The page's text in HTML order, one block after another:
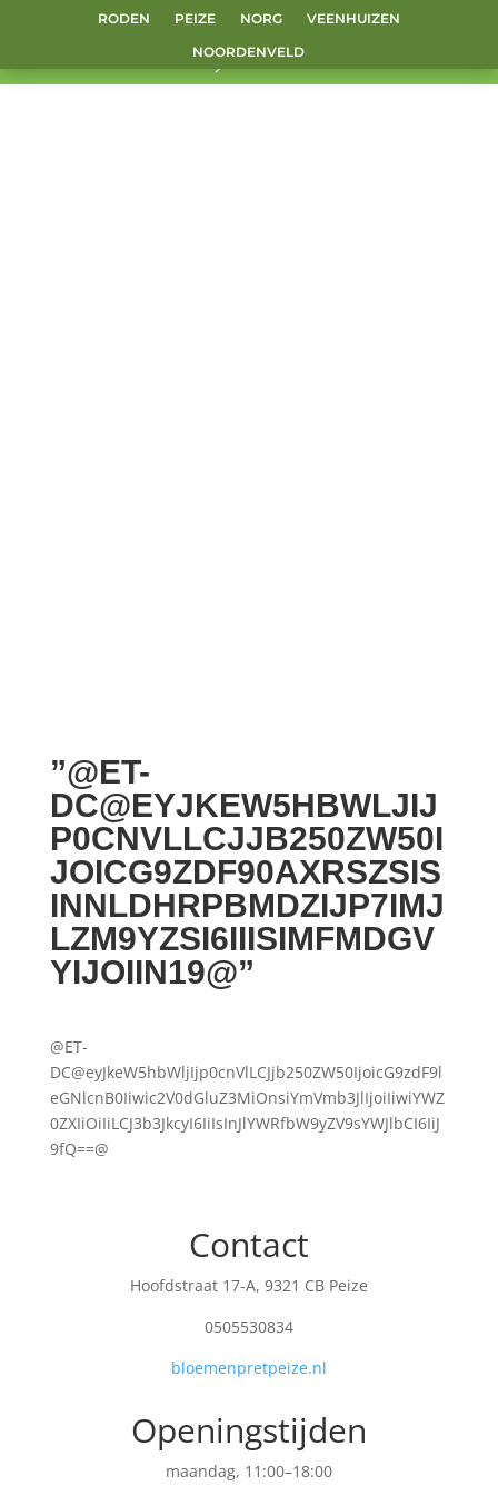
RODEN PEIZE NORG
VEENHUIZEN
NOORDENVELD
”@ET-
DC@EYJKEW5HBWLJIJ
P0CNVLLCJJB250ZW50I
JOICG9ZDF90AXRSZSIS
INNLDHRPBMDZIJP7IMJ
LZM9YZSI6IIISIMFMDGV
YIJOIIN19@”
@ET-
DC@eyJkeW5hbWljIjp0cnVlLCJjb250ZW50IjoicG9zdF9l
eGNlcnB0Iiwic2V0dGluZ3MiOnsiYmVmb3JlIjoiIiwiYWZ
0ZXIiOiIiLCJ3b3JkcyI6IiIsInJlYWRfbW9yZV9sYWJlbCI6IiJ
9fQ==@
Contact
Hoofdstraat 17-A, 9321 CB Peize
0505530834
bloemenpretpeize.nl
Openingstijden
maandag, 11:00–18:00